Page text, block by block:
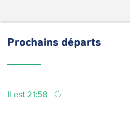
Prochains départs
Il est 21:58